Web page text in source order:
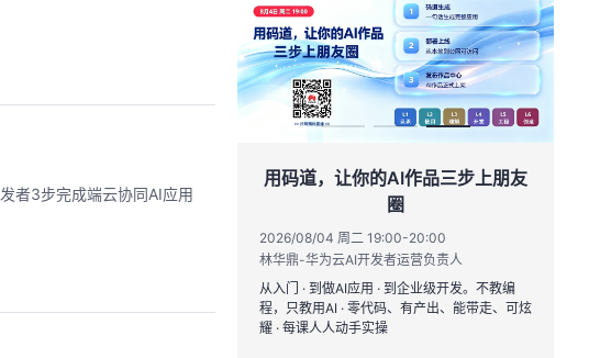
者3步完成端云协同AI应用
用码道，让你的AI作品三步上朋友
圈
2026/08/04 周二 19:00-20:00
林华鼎-华为云AI开发者运营负责人
从入门 · 到做AI应用 · 到企业级开发。不教编
程，只教用AI · 零代码、有产出、能带走、可炫
耀 · 每课人人动手实操